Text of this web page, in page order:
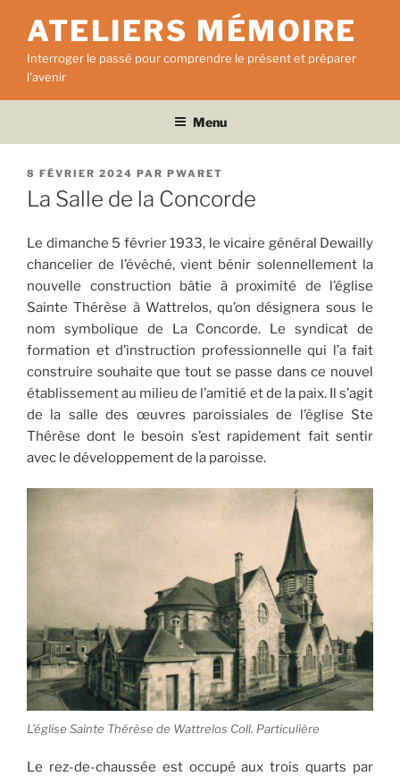
contenu
principal
ATELIERS MÉMOIRE
Interroger le passé pour comprendre le présent et préparer
l'avenir
Menu
PUBLIÉ
LE
8 FÉVRIER 2024 PAR PWARET
La Salle de la Concorde
Le dimanche 5 février 1933, le vicaire général Dewailly
chancelier de l’évêché, vient bénir solennellement la
nouvelle construction bâtie à proximité de l’église
Sainte Thérèse à Wattrelos, qu’on désignera sous le
nom symbolique de La Concorde. Le syndicat de
formation et d’instruction professionnelle qui l’a fait
construire souhaite que tout se passe dans ce nouvel
établissement au milieu de l’amitié et de la paix. Il s’agit
de la salle des œuvres paroissiales de l’église Ste
Thérèse dont le besoin s’est rapidement fait sentir
avec le développement de la paroisse.
L’église Sainte Thérèse de Wattrelos Coll. Particulière
Le rez-de-chaussée est occupé aux trois quarts par